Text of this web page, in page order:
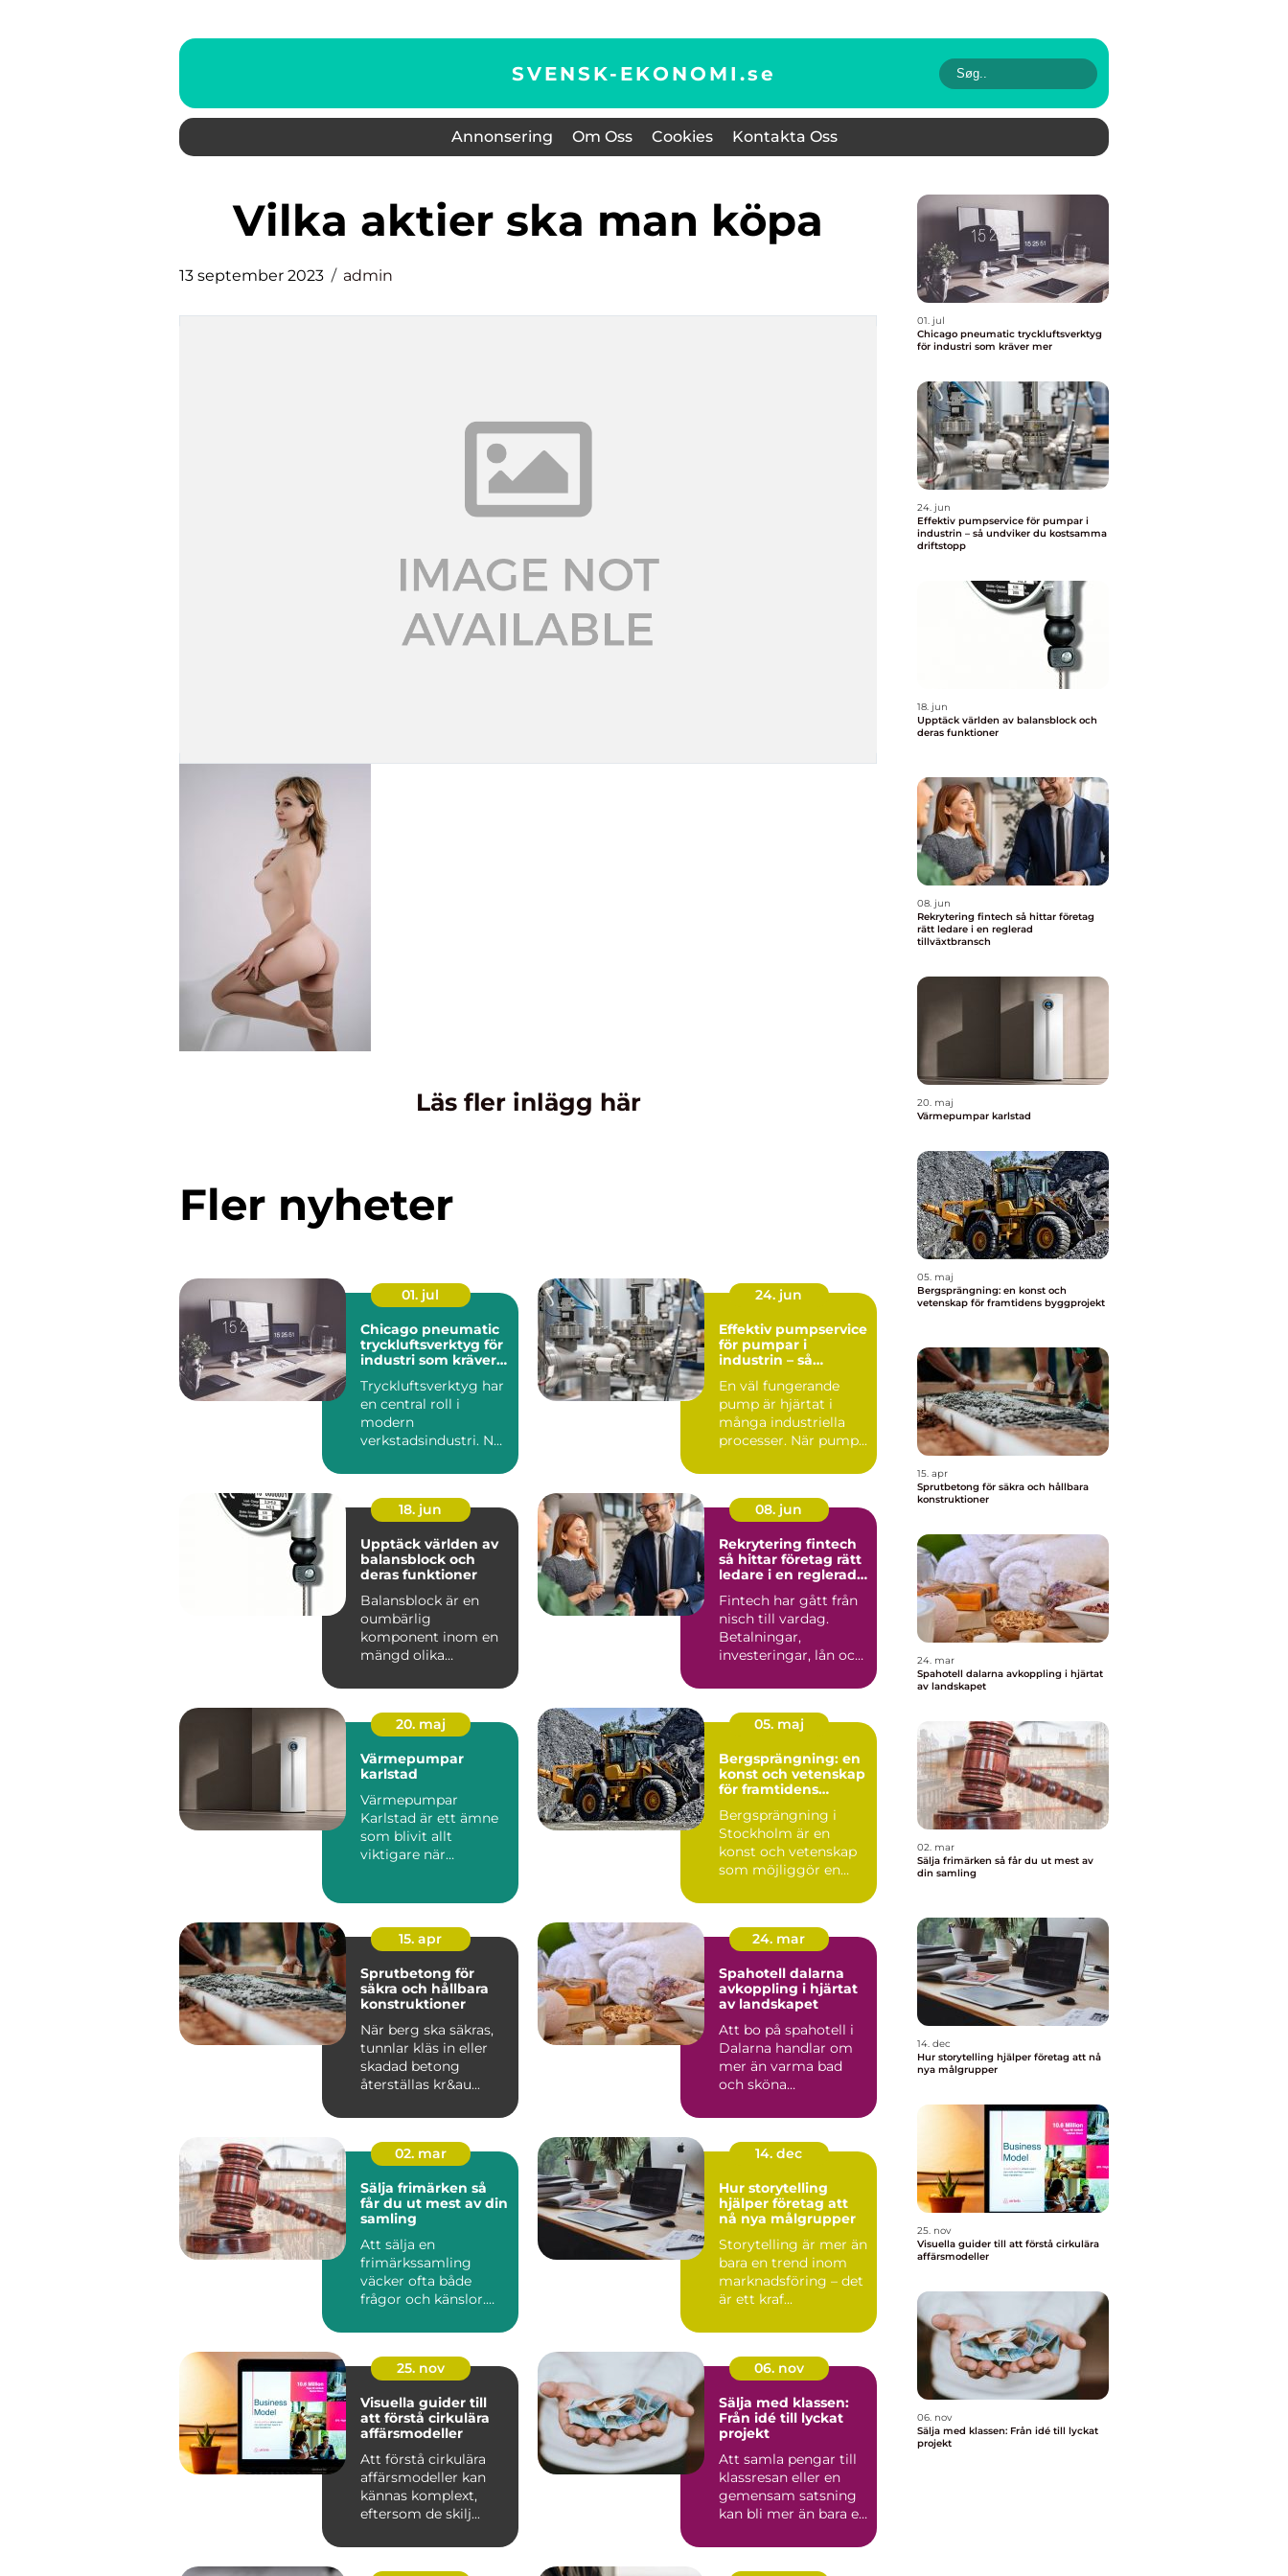
SVENSK-EKONOMI.se
Annonsering Om Oss Cookies Kontakta Oss
vilka aktier ska man köpa
13 september 2023 admin
Läs fler inlägg här
Fler nyheter
01. jul
Chicago pneumatic
tryckluftsverktyg för
industri som kräver
Tryckluftsverktyg har
en central roll i
modern
verkstadsindustri. När
produktivitet, ergon...
24. jun
Effektiv pumpservice
för pumpar i
industrin – så
kostsamma
driftstopp
En väl fungerande
pump är hjärtat i
många industriella
processer. När pump...
18. jun
Upptäck världen av
balansblock och
deras funktioner
Balansblock är en
oumbärlig
komponent inom en
mängd olika
användningsområden
. Dessa e...
08. jun
Rekrytering fintech
så hittar företag rätt
ledare i en reglerad
Fintech har gått från
nisch till vardag.
Betalningar,
investeringar, lån och
in...
20. maj
Värmepumpar
karlstad
Värmepumpar
Karlstad är ett ämne
som blivit allt
viktigare när
05. maj
Bergsprängning: en
konst och vetenskap
för framtidens
Bergsprängning i
Stockholm är en
konst och vetenskap
som möjliggör en
15. apr
Sprutbetong för
säkra och hållbara
konstruktioner
När berg ska säkras,
tunnlar kläs in eller
skadad betong
återställas kr&au...
24. mar
Spahotell dalarna
avkoppling i hjärtat
av landskapet
Att bo på spahotell i
Dalarna handlar om
mer än varma bad
och sköna
söker sig hi...
02. mar
Sälja frimärken så
får du ut mest av din
samling
Att sälja en
frimärkssamling
väcker ofta både
frågor och känslor.
album och lådor frå...
14. dec
Hur storytelling
hjälper företag att
nå nya målgrupper
Storytelling är mer än
bara en trend inom
marknadsföring – det
är ett kraf...
25. nov
Visuella guider till
att förstå cirkulära
affärsmodeller
Att förstå cirkulära
affärsmodeller kan
kännas komplext,
eftersom de skilj...
06. nov
Sälja med klassen:
Från idé till lyckat
projekt
Att samla pengar till
klassresan eller en
gemensam satsning
kan bli mer än bara en
01. jul
Chicago pneumatic tryckluftsverktyg
för industri som kräver mer
24. jun
Effektiv pumpservice för pumpar i
industrin – så undviker du kostsamma
driftstopp
18. jun
Upptäck världen av balansblock och
deras funktioner
08. jun
Rekrytering fintech så hittar företag
rätt ledare i en reglerad
tillväxtbransch
20. maj
Värmepumpar karlstad
05. maj
Bergsprängning: en konst och
vetenskap för framtidens byggprojekt
15. apr
Sprutbetong för säkra och hållbara
konstruktioner
24. mar
Spahotell dalarna avkoppling i hjärtat
av landskapet
02. mar
Sälja frimärken så får du ut mest av
din samling
14. dec
Hur storytelling hjälper företag att nå
nya målgrupper
25. nov
Visuella guider till att förstå cirkulära
affärsmodeller
06. nov
Sälja med klassen: Från idé till lyckat
projekt